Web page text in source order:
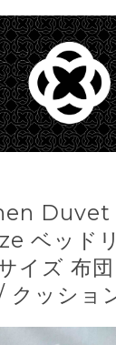
Duvet
ベッド
イズ 布
クッショ